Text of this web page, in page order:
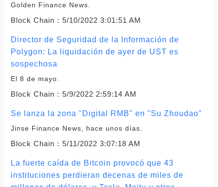
Golden Finance News.
Block Chain： 5/10/2022 3:01:51 AM
Director de Seguridad de la Información de
Polygon: La liquidación de ayer de UST es
sospechosa
El 8 de mayo.
Block Chain： 5/9/2022 2:59:14 AM
Se lanza la zona "Digital RMB" en "Su Zhoudao"
Jinse Finance News, hace unos días.
Block Chain： 5/11/2022 3:07:18 AM
La fuerte caída de Bitcoin provocó que 43
instituciones perdieran decenas de miles de